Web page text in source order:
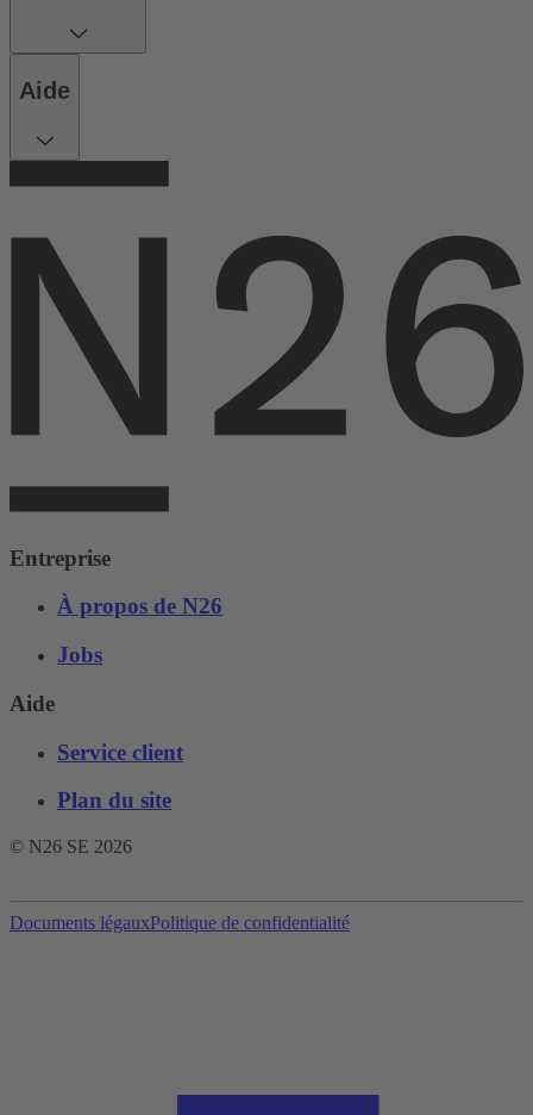
Aide
Entreprise
À propos de N26
Jobs
Aide
Service client
Plan du site
© N26 SE 2026
Documents légauxPolitique de confidentialité